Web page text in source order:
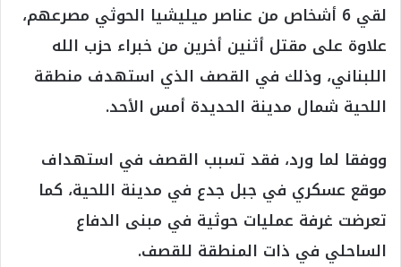
لقي 6 أشخاص من عناصر ميليشيا الحوثي مصرعهم،
علاوة على مقتل أثنين أخرين من خبراء حزب الله
اللبناني، وذلك في القصف الذي استهدف منطقة
اللحية شمال مدينة الحديدة أمس الأحد.
ووفقا لما ورد، فقد تسبب القصف في استهداف
موقع عسكري في جبل جدع في مدينة اللحية، كما
تعرضت غرفة عمليات حوثية في مبنى الدفاع
الساحلي في ذات المنطقة للقصف.